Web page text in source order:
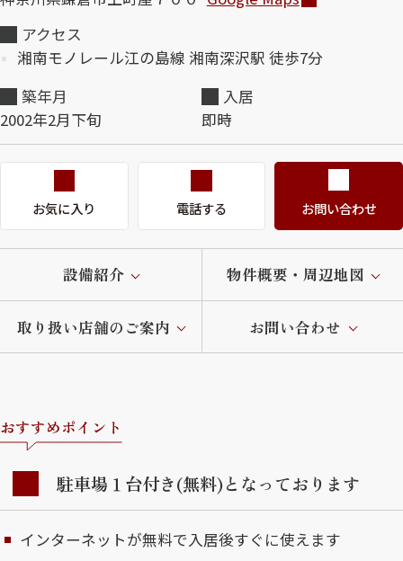
らくらくパートナー
シャーメゾンライフ GUARD
アクセス
湘南モノレール江の島線 湘南深沢駅 徒歩7分
築年月
2002年2月下旬
入居
即時
お気に入り 電話する お問い合わせ
設備紹介 物件概要・周辺地図
取り扱い店舗のご案内 お問い合わせ
おすすめポイント
駐車場１台付き(無料)となっております
インターネットが無料で入居後すぐに使えます